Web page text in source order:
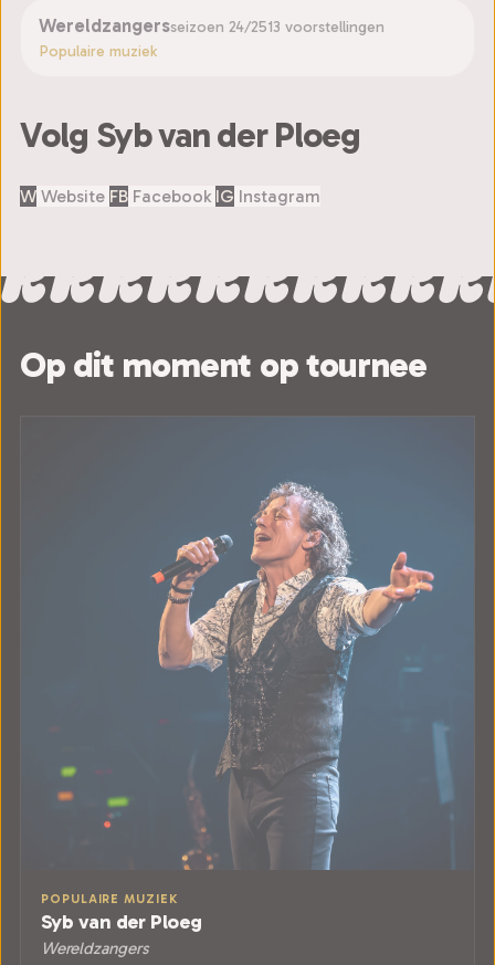
Wereldzangersseizoen 24/2513 voorstellingen
Populaire muziek
Volg Syb van der Ploeg
W Website FB Facebook IG Instagram
Op dit moment op tournee
POPULAIRE MUZIEK
Syb van der Ploeg
Wereldzangers